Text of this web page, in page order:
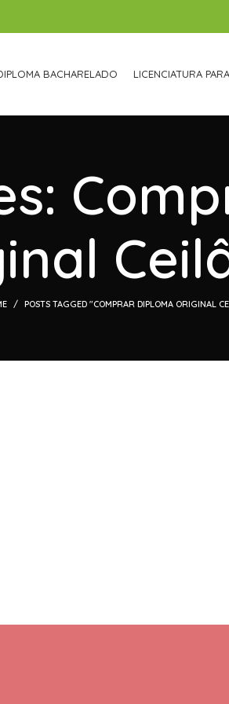
BACHARELADO LICENCIATURA
POSTS TAGGED "COMPRAR DIPLOMA ORIGINAL